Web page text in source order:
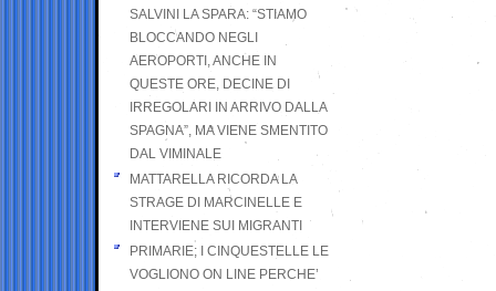
SALVINI LA SPARA: “STIAMO
BLOCCANDO NEGLI
AEROPORTI, ANCHE IN
QUESTE ORE, DECINE DI
IRREGOLARI IN ARRIVO DALLA
SPAGNA”, MA VIENE SMENTITO
DAL VIMINALE
MATTARELLA RICORDA LA
STRAGE DI MARCINELLE E
INTERVIENE SUI MIGRANTI
PRIMARIE; I CINQUESTELLE LE
VOGLIONO ON LINE PERCHE’